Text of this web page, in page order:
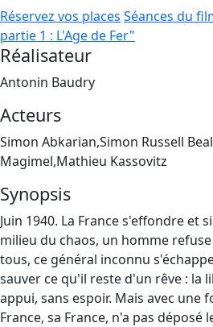
Réservez vos places Séances du
partie 1 : L'Age de Fer"
Réalisateur
Antonin Baudry
Acteurs
Simon Abkarian,Simon Russell
Magimel,Mathieu Kassovitz
Synopsis
Juin 1940. La France s'effondre et
milieu du chaos, un homme
tous, ce général inconnu
sauver ce qu'il reste d'un rêve : la
appui, sans espoir. Mais avec une
France, sa France, n'a pas déposé